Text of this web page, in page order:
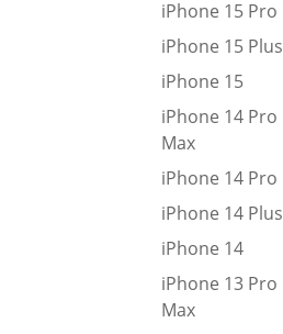
iPhone 15 Pro
iPhone 15 Plus
iPhone 15
iPhone 14 Pro
Max
iPhone 14 Pro
iPhone 14 Plus
iPhone 14
iPhone 13 Pro
Max